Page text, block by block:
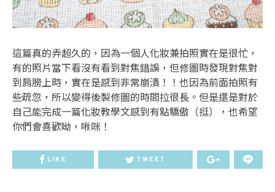
這篇真的弄超久的，因為一個人化妝兼拍照實在是很忙，
有的照片當下看沒有看到對焦錯誤，但修圖時發現對焦對
到肩膀上時，實在是感到非常崩潰！！也因為前面拍照有
些疏忽，所以變得後製修圖的時間拉很長。但是還是對於
自己能完成一篇化妝教學文感到有點驕傲（挺），也希望
你們會喜歡呦，啾咪！
LIKE TWEET